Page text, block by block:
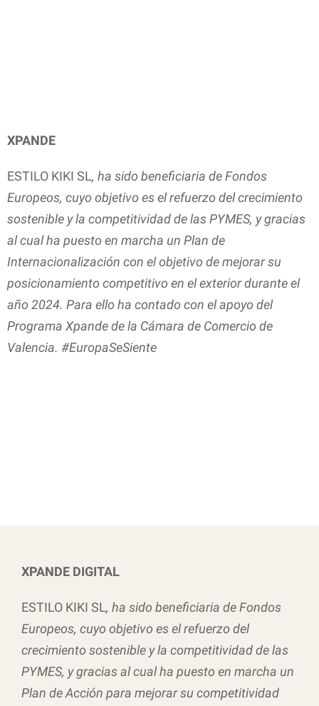
XPANDE
ESTILO KIKI SL, ha sido beneficiaria de Fondos
Europeos, cuyo objetivo es el refuerzo del crecimiento
sostenible y la competitividad de las PYMES, y gracias
al cual ha puesto en marcha un Plan de
Internacionalización con el objetivo de mejorar su
posicionamiento competitivo en el exterior durante el
año 2024. Para ello ha contado con el apoyo del
Programa Xpande de la Cámara de Comercio de
Valencia. #EuropaSeSiente
XPANDE DIGITAL
ESTILO KIKI SL, ha sido beneficiaria de Fondos
Europeos, cuyo objetivo es el refuerzo del
crecimiento sostenible y la competitividad de las
PYMES, y gracias al cual ha puesto en marcha un
Plan de Acción para mejorar su competitividad